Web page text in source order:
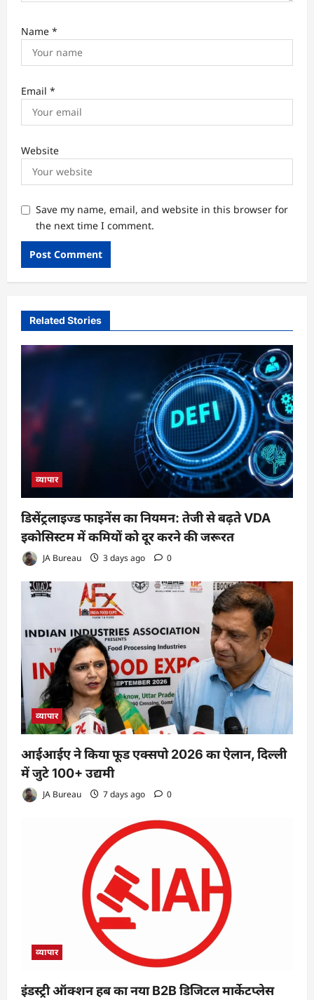
Name *
Email *
Website
Save my name, email, and website in this browser for
the next time I comment.
Related Stories
व्यापार
डिसेंट्रलाइज्ड फाइनेंस का नियमन: तेजी से बढ़ते VDA
इकोसिस्टम में कमियों को दूर करने की जरूरत
JA Bureau 3 days ago 0
व्यापार
आईआईए ने किया फूड एक्सपो 2026 का ऐलान, दिल्ली
में जुटे 100+ उद्यमी
JA Bureau 7 days ago 0
व्यापार
इंडस्ट्री ऑक्शन हब का नया B2B डिजिटल मार्केटप्लेस